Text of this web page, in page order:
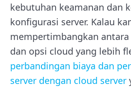
kebutuhan keamanan dan
konfigurasi server. Kalau
mempertimbangkan
dan opsi cloud yang lebih
perbandingan biaya dan
server dengan cloud server